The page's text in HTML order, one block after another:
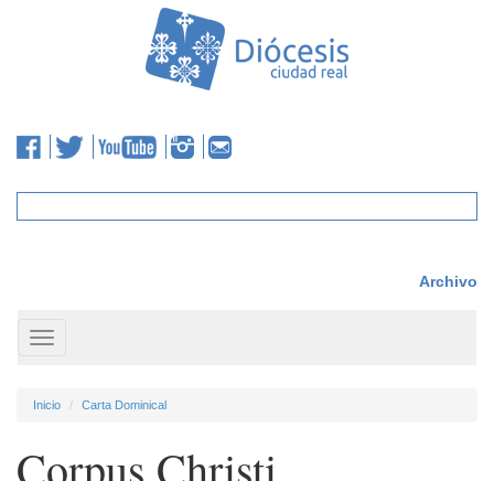
Archivo
Toggle
navigation
Inicio Carta Dominical
Corpus Christi